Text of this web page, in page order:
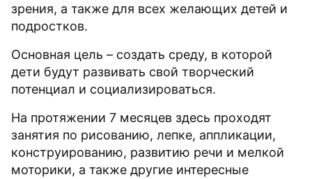
зрения, а также для всех желающих детей и
подростков.
Основная цель – создать среду, в которой
дети будут развивать свой творческий
потенциал и социализироваться.
На протяжении 7 месяцев здесь проходят
занятия по рисованию, лепке, аппликации,
конструированию, развитию речи и мелкой
моторики, а также другие интересные